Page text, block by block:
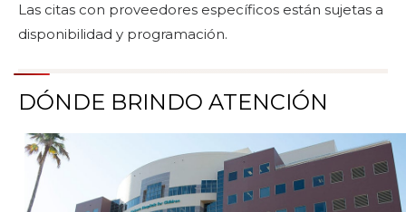
Las citas con proveedores específicos están sujetas a
disponibilidad y programación.
DÓNDE BRINDO ATENCIÓN